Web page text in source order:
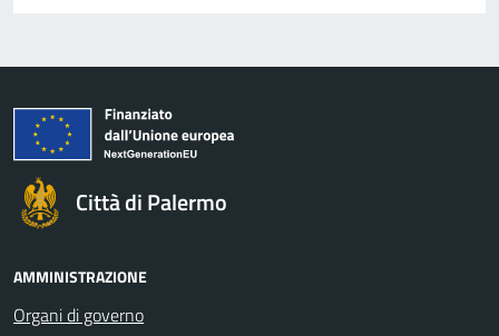
Città di Palermo
AMMINISTRAZIONE
Organi di governo